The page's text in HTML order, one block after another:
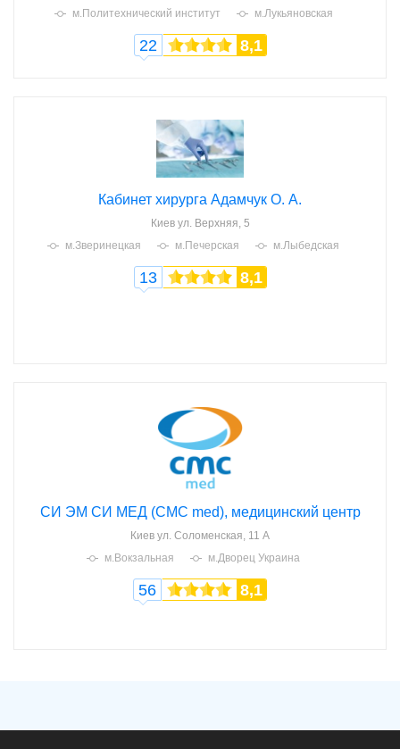
м.Политехнический институт
м.Лукьяновская
22 8,1
Кабинет хирурга Адамчук О. А.
Киев ул. Верхняя, 5
м.Зверинецкая
м.Печерская м.Лыбедская
13 8,1
СИ ЭМ СИ МЕД (CMC med), медицинский центр
Киев ул. Соломенская, 11 А
м.Вокзальная
м.Дворец Украина
56 8,1